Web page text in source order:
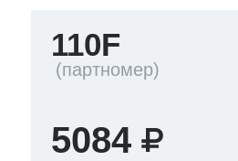
110F
5084